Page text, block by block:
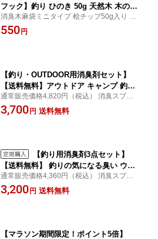
フック】釣り ひのき 50g 天然木 木の香
り かわいい消臭剤 強力 自然 オーガニ
ック ウッドチップ SDGs 芳香剤 アロマ
消臭木麻袋ミニタイプ 桧チップ50g入り お
しゃれな麻袋に消臭チップが入っていま
す。自然な風合いで、香りも天然木の香り
550 円
【釣り・OUTDOOR用消臭剤セット】
【送料無料】アウトドア キャンプ 釣り
の気になる臭い ウェーダー ブーツ 車
魚の匂い 生ごみ オキアミなどの餌の生
除湿 調湿
通常販売価格4,820円（税込） 消臭スプレ
ー300ml1本・麻袋ミニ・OUTDOOR靴用2
個4点セット 釣りの気になるニオイ、魚の
3,700 円 送料無料
【釣り用消臭剤3点セット】
【送料無料】 釣りの気になる臭い ウェ
ーダー消臭 ブーツ消臭 車 魚の匂い 生
ごみ オキアミなどの餌の生臭いニオイ
s 国産 高評価
通常販売価格4,360円（税込） 消臭スプレ
ー300ml1本・麻袋ミニ・靴ウェーダー用3
点セット 釣りの気になるニオイ、魚のニオ
3,200 円 送料無料
【マラソン期間限定！ポイント5倍】